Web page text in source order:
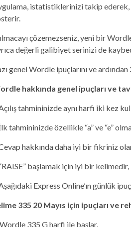
istatistiklerinizi takip ederek,
çözemezseniz, yeni bir
değerli galibiyet serinizi de
genel Wordle ipuçlarını ve
hakkında genel ipuçları ve
tahmininizde aynı harfi iki kez
tahmininizde özellikle “a” ve “e”
hakkında daha iyi bir fikriniz
başlamak için iyi bir
Express Online’ın günlük
335 20 Mayıs için ipuçları ve
335 G harfi ile başlar.